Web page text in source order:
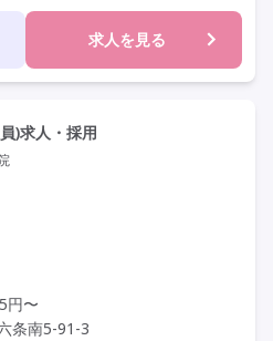
残業ほぼなし
常勤
定年60歳以上
駅近
求人を見る
)求人・採用
円〜
条南5-91-3